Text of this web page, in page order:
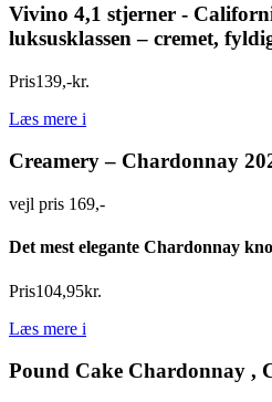
Vivino 4,1 stjerner -
luksusklassen – cremet,
Pris139,-kr.
Læs mere i
Creamery – Chardonnay
vejl pris 169,-
Det mest elegante Chardonnay
Pris104,95kr.
Læs mere i
Pound Cake Chardonnay ,